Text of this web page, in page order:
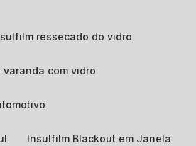
ressecado do vidro
varanda com vidro
Insulfilm Blackout em Janela